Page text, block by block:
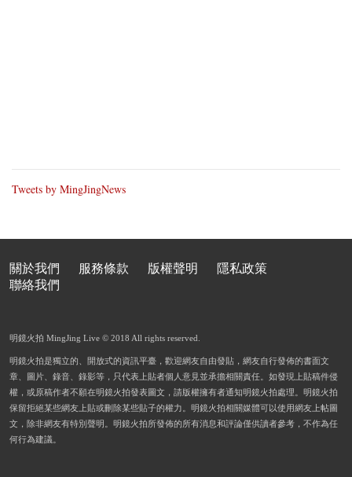
Tweets by MingJingNews
關於我們 服務條款 版權聲明
隱私政策
聯絡我們
明鏡火拍 MingJing Live © 2018 All rights reserved.
明鏡火拍是獨立的、開放式的資訊平臺，歡迎網友自由發貼，網友自行發佈的書面文
章、圖片、錄音、錄影等，只代表上貼者個人意見並承擔相關責任。如發現上貼稿件侵
權，或原稿作者不願在明鏡火拍發表圖文，請版權擁有者通知明鏡火拍處理。明鏡火拍
保留拒絕某些網友上貼或刪除某些貼子的權力。明鏡火拍相關媒體可以使用網友上帖圖
文，除非網友有特別聲明。明鏡火拍所發佈的所有消息和評論僅供讀者參考，不作為任
何行為建議。